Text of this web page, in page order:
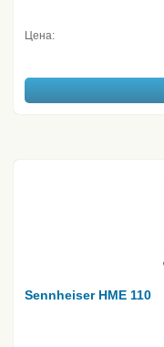
Цена:
Sennheiser HME 110